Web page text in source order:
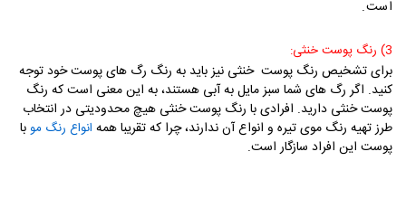
است.
3) رنگ پوست خنثی:
برای تشخیص رنگ پوست خنثی نیز باید به رنگ رگ های پوست خود توجه
کنید. اگر رگ های شما سبز مایل به آبی هستند، به این معنی است که رنگ
پوست خنثی دارید. افرادی با رنگ پوست خنثی هیچ محدودیتی در انتخاب
طرز تهیه رنگ موی تیره و انواع آن ندارند، چرا که تقریبا همه انواع رنگ مو با
پوست این افراد سازگار است.